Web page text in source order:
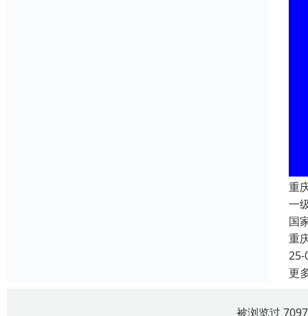
重
一
国
重
25-
更
被浏览过